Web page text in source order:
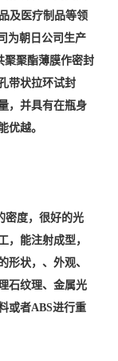
及医疗制品等领
为朝日公司生产
聚聚酯薄膜作密封
带状拉环试封
，并具有在瓶身
优越。
密度，很好的光
，能注射成型，
形状，、外观、
石纹理、金属光
或者ABS进行重